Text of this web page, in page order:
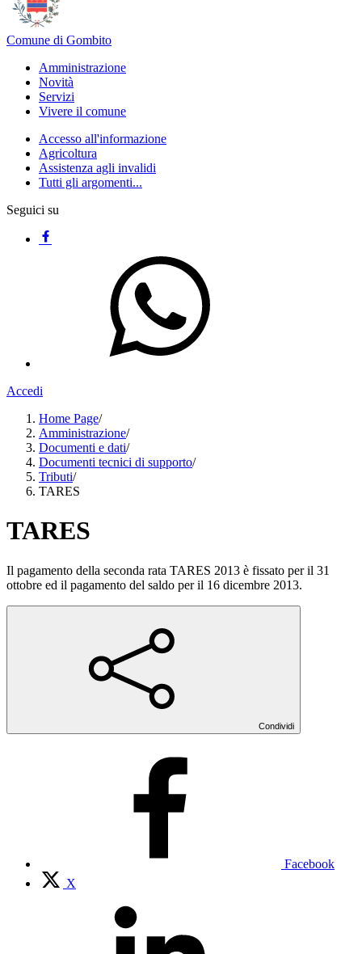
Comune di Gombito
Amministrazione
Novità
Servizi
Vivere il comune
Accesso all'informazione
Agricoltura
Assistenza agli invalidi
Tutti gli argomenti...
Seguici su
Accedi
Home Page/
Amministrazione/
Documenti e dati/
Documenti tecnici di supporto/
Tributi/
TARES
TARES
Il pagamento della seconda rata TARES 2013 è fissato per il 31
ottobre ed il pagamento del saldo per il 16 dicembre 2013.
Condividi
Facebook
X